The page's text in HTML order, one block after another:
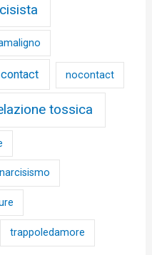
nocontact
tossica
trappoledamore